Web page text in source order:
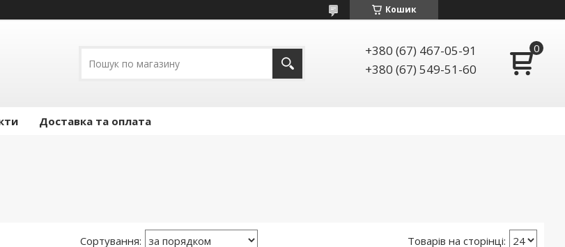
Кошик
+380 (67) 467-05-91
+380 (67) 549-51-60
Доставка та оплата